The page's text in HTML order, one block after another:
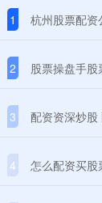
1 杭州股票配资
2 股票操盘手
3 配资资深炒股
4 怎么配资买